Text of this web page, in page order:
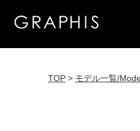
TOP > モデル一覧/